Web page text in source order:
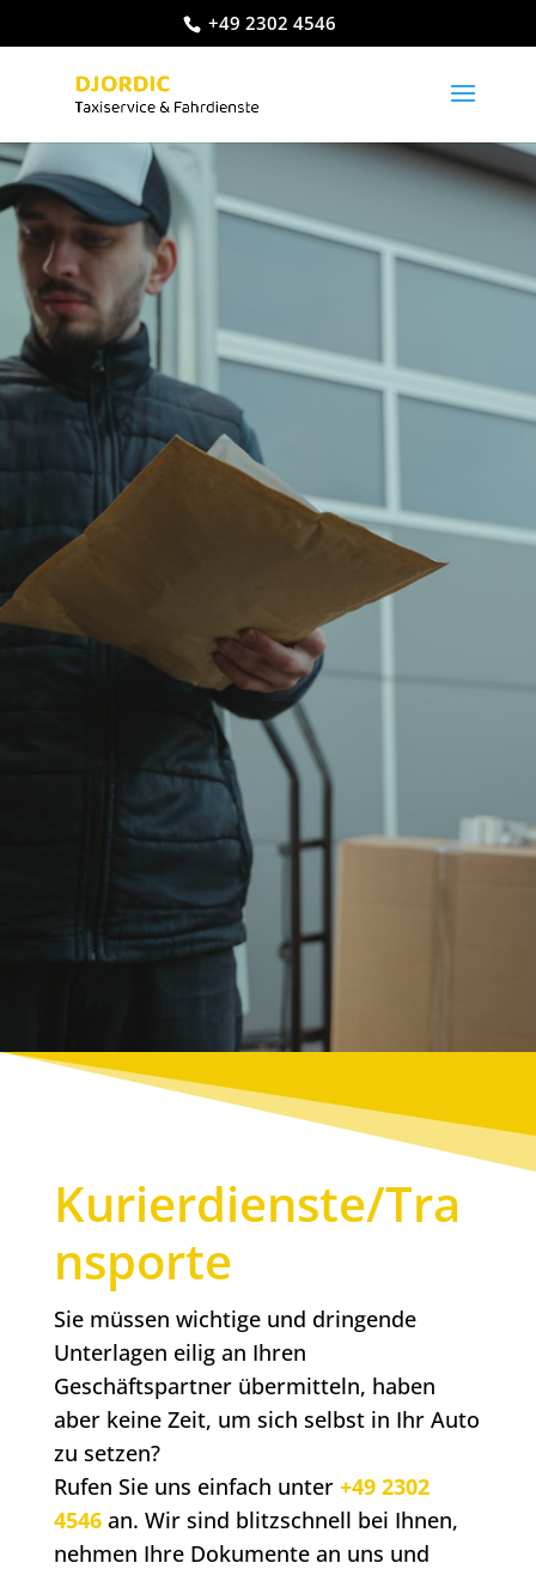
+49 2302 4546
Kurierdienste/Tra
nsporte
Sie müssen wichtige und dringende
Unterlagen eilig an Ihren
Geschäftspartner übermitteln, haben
aber keine Zeit, um sich selbst in Ihr Auto
zu setzen?
Rufen Sie uns einfach unter +49 2302
4546an. Wir sind blitzschnell bei Ihnen,
nehmen Ihre Dokumente an uns und